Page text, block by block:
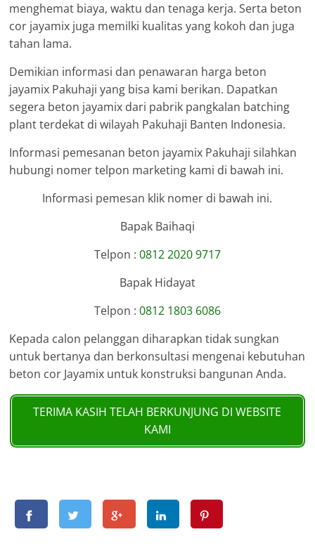
menghemat biaya, waktu dan tenaga kerja. Serta beton
cor jayamix juga memilki kualitas yang kokoh dan juga
tahan lama.
Demikian informasi dan penawaran harga beton
jayamix Pakuhaji yang bisa kami berikan. Dapatkan
segera beton jayamix dari pabrik pangkalan batching
plant terdekat di wilayah Pakuhaji Banten Indonesia.
Informasi pemesanan beton jayamix Pakuhaji silahkan
hubungi nomer telpon marketing kami di bawah ini.
Informasi pemesan klik nomer di bawah ini.
Bapak Baihaqi
Telpon : 0812 2020 9717
Bapak Hidayat
Telpon : 0812 1803 6086
Kepada calon pelanggan diharapkan tidak sungkan
untuk bertanya dan berkonsultasi mengenai kebutuhan
beton cor Jayamix untuk konstruksi bangunan Anda.
TERIMA KASIH TELAH BERKUNJUNG DI WEBSITE
KAMI